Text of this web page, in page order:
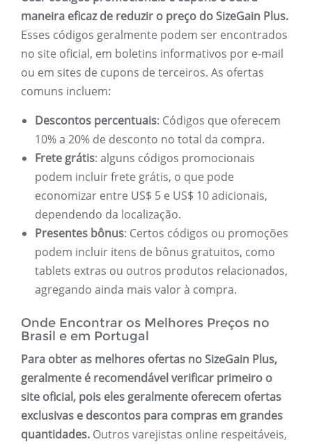
maneira eficaz de reduzir o preço do SizeGain Plus.
Esses códigos geralmente podem ser encontrados
no site oficial, em boletins informativos por e-mail
ou em sites de cupons de terceiros. As ofertas
comuns incluem:
Descontos percentuais: Códigos que oferecem
10% a 20% de desconto no total da compra.
Frete grátis: alguns códigos promocionais
podem incluir frete grátis, o que pode
economizar entre US$ 5 e US$ 10 adicionais,
dependendo da localização.
Presentes bônus: Certos códigos ou promoções
podem incluir itens de bônus gratuitos, como
tablets extras ou outros produtos relacionados,
agregando ainda mais valor à compra.
Onde Encontrar os Melhores Preços no
Brasil e em Portugal
Para obter as melhores ofertas no SizeGain Plus,
geralmente é recomendável verificar primeiro o
site oficial, pois eles geralmente oferecem ofertas
exclusivas e descontos para compras em grandes
quantidades. Outros varejistas online respeitáveis,